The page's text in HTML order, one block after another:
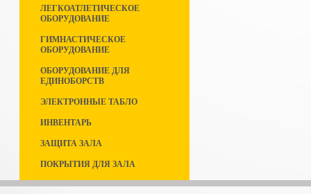
ЛЕГКОАТЛЕТИЧЕСКОЕ
ОБОРУДОВАНИЕ
ГИМНАСТИЧЕСКОЕ
ОБОРУДОВАНИЕ
ОБОРУДОВАНИЕ ДЛЯ
ЕДИНОБОРСТВ
ЭЛЕКТРОННЫЕ ТАБЛО
ИНВЕНТАРЬ
ЗАЩИТА ЗАЛА
ПОКРЫТИЯ ДЛЯ ЗАЛА